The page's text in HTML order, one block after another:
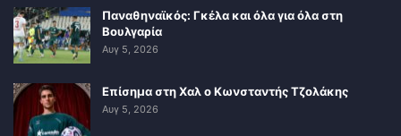
Παναθηναϊκός: Γκέλα και όλα για όλα στη
Βουλγαρία
Αυγ 5, 2026
Επίσημα στη Χαλ ο Κωνσταντής Τζολάκης
Αυγ 5, 2026